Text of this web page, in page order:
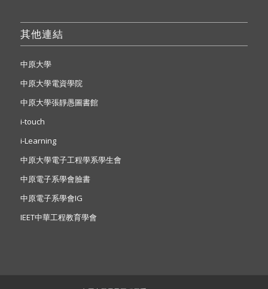
其他連結
中原大學
中原大學電資學院
中原大學張靜愚圖書館
i-touch
i-Learning
中原大學電子工程學系學生會
中原電子系學會臉書
中原電子系學會IG
IEET中華工程教育學會